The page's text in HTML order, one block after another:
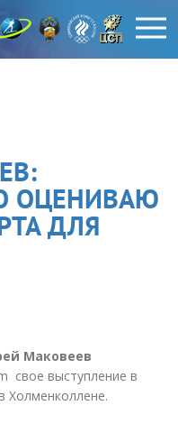
ОЦЕНИВАЮ
ДЛЯ
Маковеев
свое выступление в
Холменколлене.